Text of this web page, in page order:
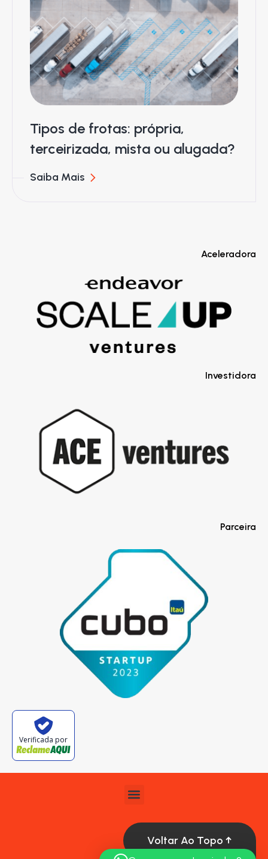
Tipos de frotas: própria,
terceirizada, mista ou alugada?
Saiba Mais
Aceleradora
Investidora
Parceira
Verificada por
Voltar Ao Topo ↑